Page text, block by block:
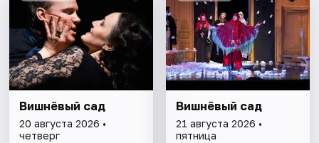
Вишнёвый сад
20 августа 2026 •
четверг
Вишнёвый сад
21 августа 2026 •
пятница